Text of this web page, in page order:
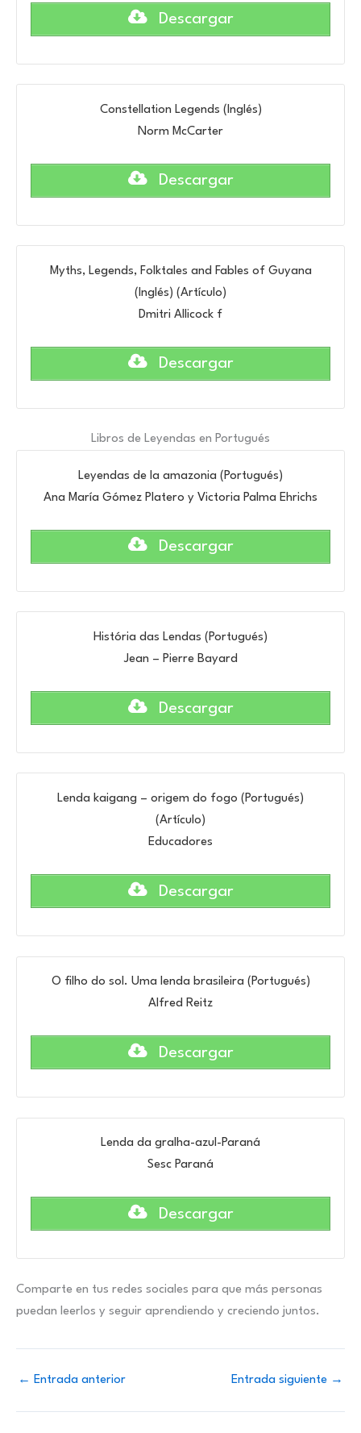
Descargar
Constellation Legends (Inglés)
Norm McCarter
Descargar
Myths, Legends, Folktales and Fables of Guyana
(Inglés) (Artículo)
Dmitri Allicock f
Descargar
Libros de Leyendas en Portugués
Leyendas de la amazonia (Portugués)
Ana María Gómez Platero y Victoria Palma Ehrichs
Descargar
História das Lendas (Portugués)
Jean – Pierre Bayard
Descargar
Lenda kaigang – origem do fogo (Portugués)
(Artículo)
Educadores
Descargar
O filho do sol. Uma lenda brasileira (Portugués)
Alfred Reitz
Descargar
Lenda da gralha-azul-Paraná
Sesc Paraná
Descargar
Comparte en tus redes sociales para que más personas
puedan leerlos y seguir aprendiendo y creciendo juntos.
← Entrada anterior Entrada siguiente →